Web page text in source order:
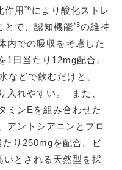
作用*6により酸化ストレ
とで、認知機能*3の維持
内での吸収を考慮した
1日当たり12mg配合。
などで飲むだけと、
入れやすい。 また、
ミンEを組み合わせた
アントシアニンとプロ
り250mgを配合。ビ
いとされる天然型を採